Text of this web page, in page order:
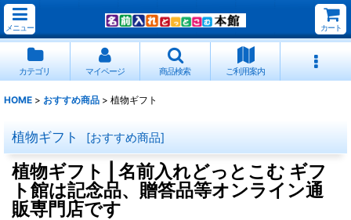
メニュー カート
カテゴリ マイページ 商品検索 ご利用案内
HOME > おすすめ商品 > 植物ギフト
植物ギフト [おすすめ商品]
植物ギフト | 名前入れどっとこむ ギフ
ト館は記念品、贈答品等オンライン通
販専門店です